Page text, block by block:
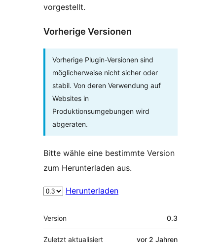
vorgestellt.
Vorherige Versionen
Vorherige Plugin-Versionen sind
möglicherweise nicht sicher oder
stabil. Von deren Verwendung auf
Websites in
Produktionsumgebungen wird
abgeraten.
Bitte wähle eine bestimmte Version
zum Herunterladen aus.
Herunterladen
Meta
Version 0.3
Zuletzt aktualisiert vor 2 Jahren